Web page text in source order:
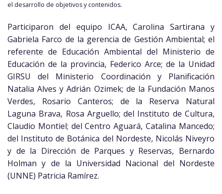
el desarrollo de objetivos y contenidos.
Participaron del equipo ICAA, Carolina Sartirana y
Gabriela Farco de la gerencia de Gestión Ambiental; el
referente de Educación Ambiental del Ministerio de
Educación de la provincia, Federico Arce; de la Unidad
GIRSU del Ministerio Coordinación y Planificación
Natalia Alves y Adrián Ozimek; de la Fundación Manos
Verdes, Rosario Canteros; de la Reserva Natural
Laguna Brava, Rosa Arguello; del Instituto de Cultura,
Claudio Montiel; del Centro Aguará, Catalina Mancedo;
del Instituto de Botánica del Nordeste, Nicolás Niveyro
y de la Dirección de Parques y Reservas, Bernardo
Holman y de la Universidad Nacional del Nordeste
(UNNE) Patricia Ramírez.